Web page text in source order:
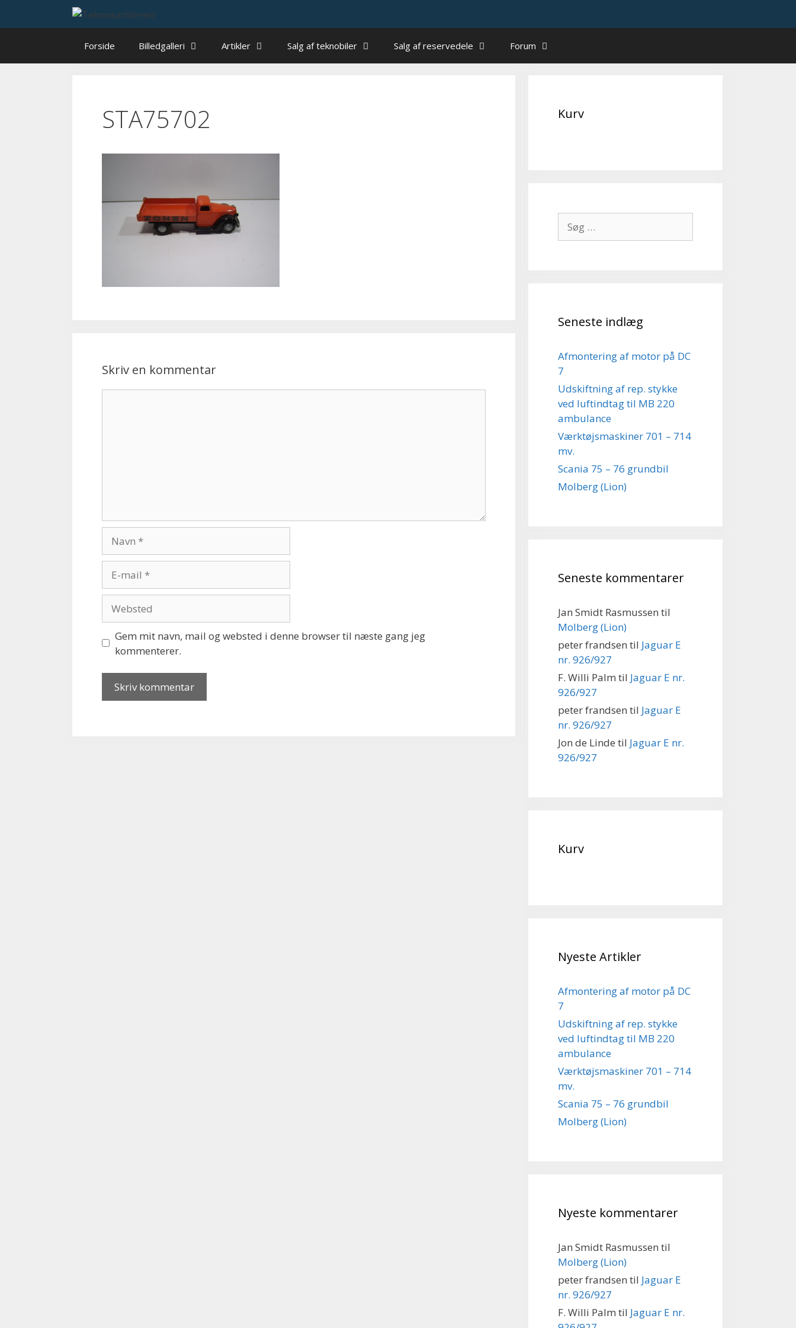
Forside Billedgalleri Artikler Salg af teknobiler Salg af reservedele Forum
STA75702
Skriv en kommentar
mail
Gem mit navn, mail og websted i denne browser til næste gang jeg
kommenterer.
Kurv
efter:
Seneste indlæg
Afmontering af motor på DC
7
Udskiftning af rep. stykke
ved luftindtag til MB 220
ambulance
Værktøjsmaskiner 701 – 714
mv.
Scania 75 – 76 grundbil
Molberg (Lion)
Seneste kommentarer
Jan Smidt Rasmussen til
Molberg (Lion)
peter frandsen til Jaguar E
nr. 926/927
F. Willi Palm til Jaguar E nr.
926/927
peter frandsen til Jaguar E
nr. 926/927
Jon de Linde til Jaguar E nr.
926/927
Kurv
Nyeste Artikler
Afmontering af motor på DC
7
Udskiftning af rep. stykke
ved luftindtag til MB 220
ambulance
Værktøjsmaskiner 701 – 714
mv.
Scania 75 – 76 grundbil
Molberg (Lion)
Nyeste kommentarer
Jan Smidt Rasmussen til
Molberg (Lion)
peter frandsen til Jaguar E
nr. 926/927
F. Willi Palm til Jaguar E nr.